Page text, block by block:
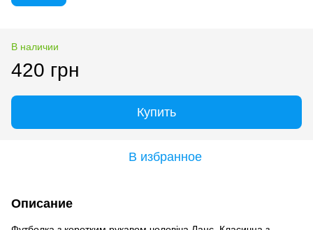
В наличии
420 грн
Купить
В избранное
Описание